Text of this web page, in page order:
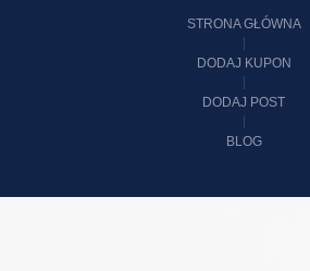
STRONA GŁÓWNA
DODAJ KUPON
DODAJ POST
BLOG